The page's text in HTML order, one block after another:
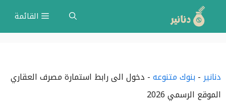
انتقل
إلى
القائمة
دنانير-بنوك متنوعه- دخول الى رابط استمارة مصرف العقاري
الموقع الرسمي 2026